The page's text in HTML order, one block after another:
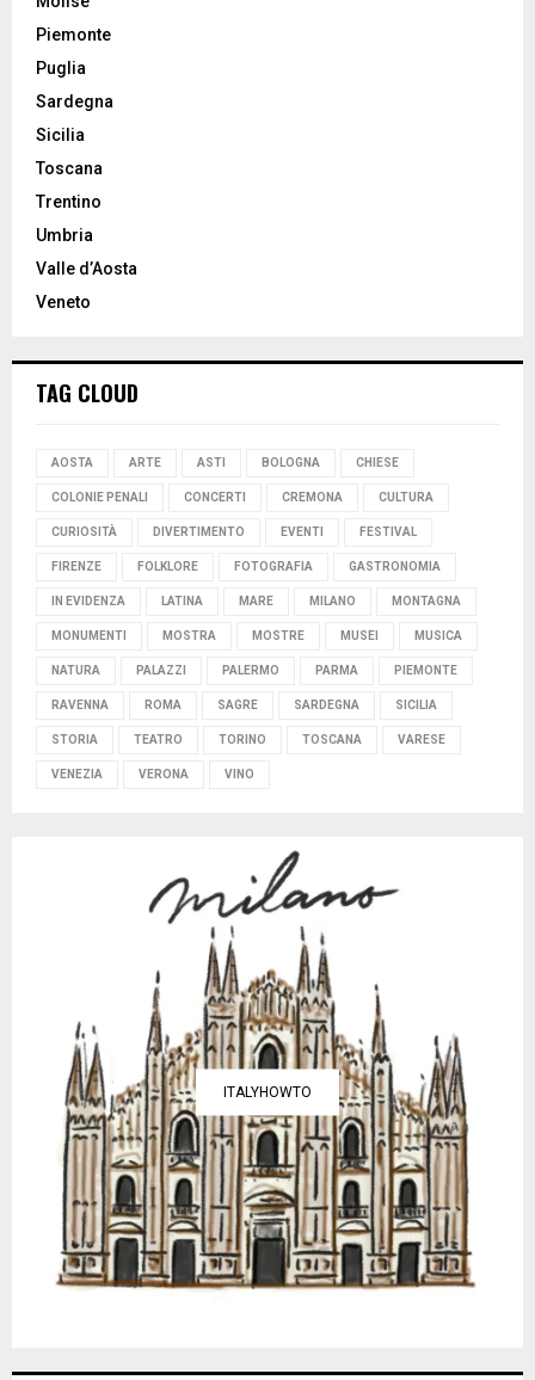
Piemonte
Puglia
Sardegna
Sicilia
Toscana
Trentino
Umbria
Valle d’Aosta
Veneto
TAG CLOUD
AOSTA ARTE ASTI BOLOGNA CHIESE
COLONIE PENALI CONCERTI CREMONA CULTURA
CURIOSITÀ DIVERTIMENTO EVENTI FESTIVAL
FIRENZE FOLKLORE FOTOGRAFIA GASTRONOMIA
IN EVIDENZA LATINA MARE MILANO MONTAGNA
MONUMENTI MOSTRA MOSTRE MUSEI MUSICA
NATURA PALAZZI PALERMO PARMA PIEMONTE
RAVENNA ROMA SAGRE SARDEGNA SICILIA
STORIA TEATRO TORINO TOSCANA VARESE
VENEZIA VERONA VINO
ITALYHOWTO